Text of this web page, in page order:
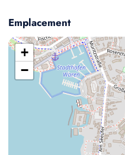
Emplacement
+
−